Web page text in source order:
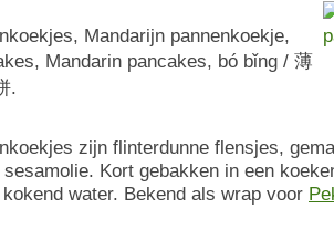
Mandarijn pannenkoekje,
Mandarin pancakes, bó bǐng / 薄
.
zijn flinterdunne flensjes,
Kort gebakken in een
water. Bekend als wrap voor